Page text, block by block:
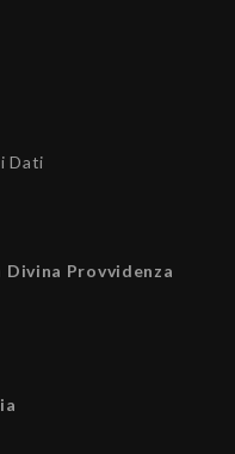
Dati
Provvidenza